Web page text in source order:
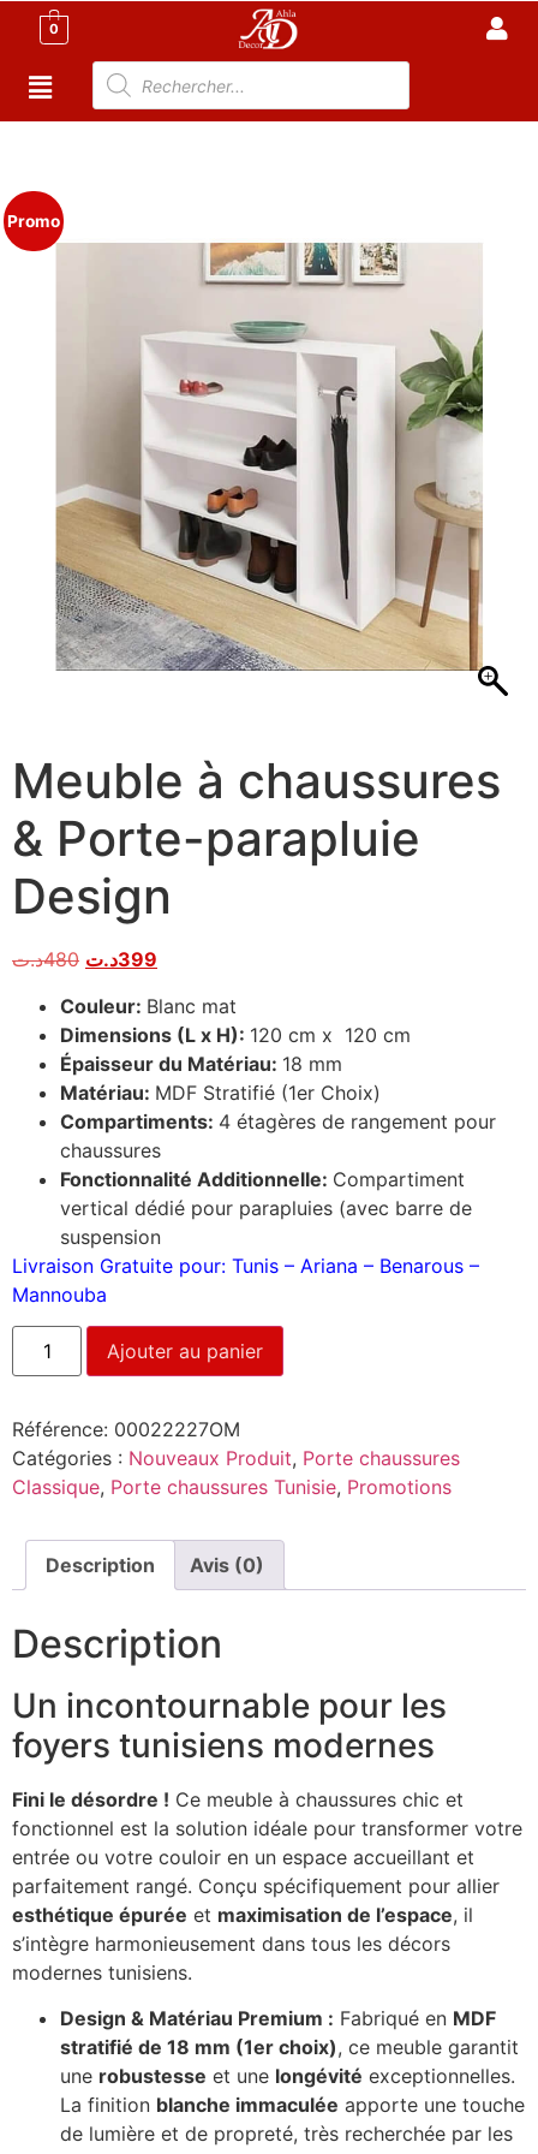
0
Promo
Meuble à chaussures
& Porte-parapluie
Design
480د.ت 399د.ت
Couleur: Blanc mat
Dimensions (L x H): 120 cm x 120 cm
Épaisseur du Matériau: 18 mm
Matériau: MDF Stratifié (1er Choix)
Compartiments: 4 étagères de rangement pour
chaussures
Fonctionnalité Additionnelle: Compartiment
vertical dédié pour parapluies (avec barre de
suspension
Livraison Gratuite pour: Tunis – Ariana – Benarous –
Mannouba
Ajouter au panier
Référence: 00022227OM
Catégories : Nouveaux Produit, Porte chaussures
Classique, Porte chaussures Tunisie, Promotions
Description Avis (0)
Description
Un incontournable pour les
foyers tunisiens modernes
Fini le désordre ! Ce meuble à chaussures chic et
fonctionnel est la solution idéale pour transformer votre
entrée ou votre couloir en un espace accueillant et
parfaitement rangé. Conçu spécifiquement pour allier
esthétique épurée et maximisation de l’espace, il
s’intègre harmonieusement dans tous les décors
modernes tunisiens.
Design & Matériau Premium : Fabriqué en MDF
stratifié de 18 mm (1er choix), ce meuble garantit
une robustesse et une longévité exceptionnelles.
La finition blanche immaculée apporte une touche
de lumière et de propreté, très recherchée par les